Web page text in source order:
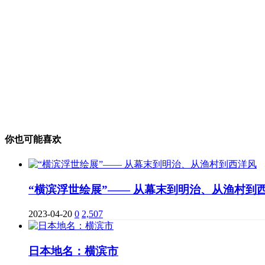
你也可能喜欢
“横滨浮世绘展”—— 从幕末到明治、从渔村到
2023-04-20 0 2,507
日本地名：横滨市